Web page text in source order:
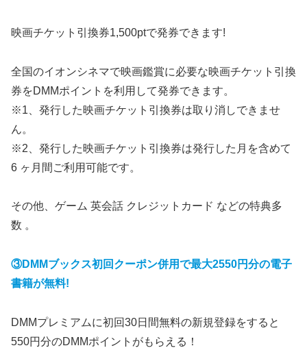
映画チケット引換券1,500ptで発券できます!
全国のイオンシネマで映画鑑賞に必要な映画チケット引換
券をDMMポイントを利用して発券できます。
※1、発行した映画チケット引換券は取り消しできませ
ん。
※2、発行した映画チケット引換券は発行した月を含めて
6 ヶ月間ご利用可能です。
その他、ゲーム 英会話 クレジットカード などの特典多
数 。
③DMMブックス初回クーポン併用で最大2550円分の電子
書籍が無料!
DMMプレミアムに初回30日間無料の新規登録をすると
550円分のDMMポイントがもらえる！